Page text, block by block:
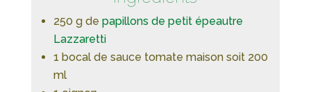
250 g de papillons de petit épeautre
Lazzaretti
1 bocal de sauce tomate maison soit 200
ml